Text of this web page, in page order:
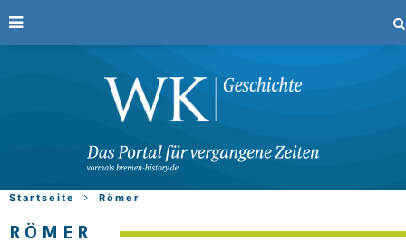
Startseite Römer
RÖMER